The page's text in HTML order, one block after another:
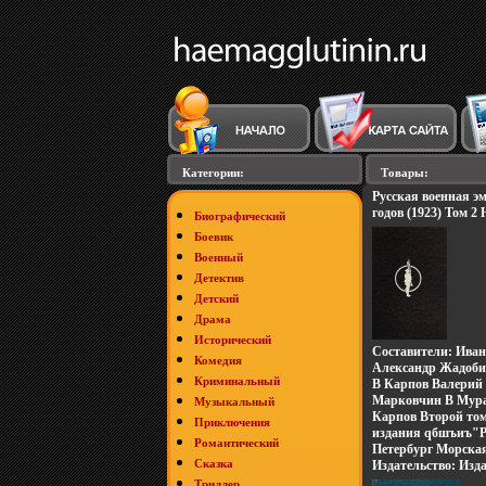
Категории:
Биографический
Боевик
Военный
Детектив
Детский
Драма
Исторический
Комедия
Криминальный
Музыкальный
Приключения
Романтический
Сказка
Товары:
Русская военная
годов (1923) Том
Серия: Русская
8343q.
Составители:
Александр
В Карпов
Марковчин В
Карпов Второй
издания
эмиграция 20-х -
материалы",
Институтом
Петербург
Издательство:
А , 2003 г Твердый